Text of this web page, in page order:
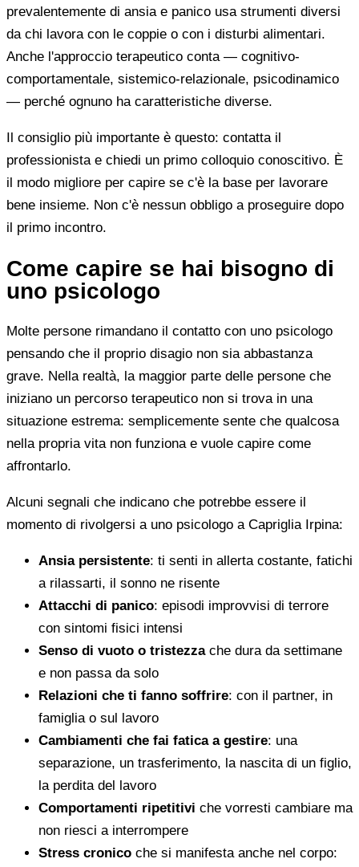
prevalentemente di ansia e panico usa strumenti diversi
da chi lavora con le coppie o con i disturbi alimentari.
Anche l'approccio terapeutico conta — cognitivo-
comportamentale, sistemico-relazionale, psicodinamico
— perché ognuno ha caratteristiche diverse.
Il consiglio più importante è questo: contatta il
professionista e chiedi un primo colloquio conoscitivo. È
il modo migliore per capire se c'è la base per lavorare
bene insieme. Non c'è nessun obbligo a proseguire dopo
il primo incontro.
Come capire se hai bisogno di
uno psicologo
Molte persone rimandano il contatto con uno psicologo
pensando che il proprio disagio non sia abbastanza
grave. Nella realtà, la maggior parte delle persone che
iniziano un percorso terapeutico non si trova in una
situazione estrema: semplicemente sente che qualcosa
nella propria vita non funziona e vuole capire come
affrontarlo.
Alcuni segnali che indicano che potrebbe essere il
momento di rivolgersi a uno psicologo a Capriglia Irpina:
Ansia persistente: ti senti in allerta costante, fatichi
a rilassarti, il sonno ne risente
Attacchi di panico: episodi improvvisi di terrore
con sintomi fisici intensi
Senso di vuoto o tristezzache dura da settimane
e non passa da solo
Relazioni che ti fanno soffrire: con il partner, in
famiglia o sul lavoro
Cambiamenti che fai fatica a gestire: una
separazione, un trasferimento, la nascita di un figlio,
la perdita del lavoro
Comportamenti ripetitivi che vorresti cambiare ma
non riesci a interrompere
Stress cronico che si manifesta anche nel corpo: